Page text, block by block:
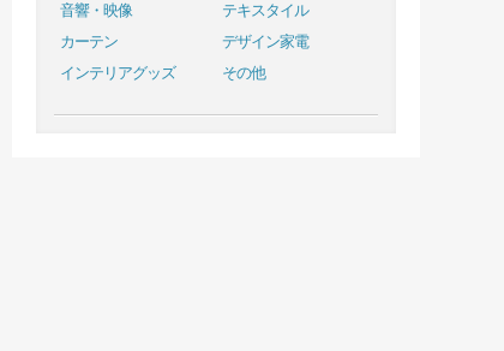
音響・映像
テキスタイル
カーテン
デザイン家電
インテリアグッズ
その他